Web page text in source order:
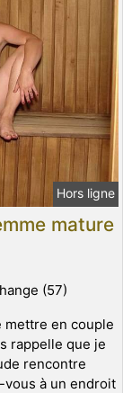
Hors ligne
mature
(57)
mettre en couple
rappelle que je
rencontre
à un endroit